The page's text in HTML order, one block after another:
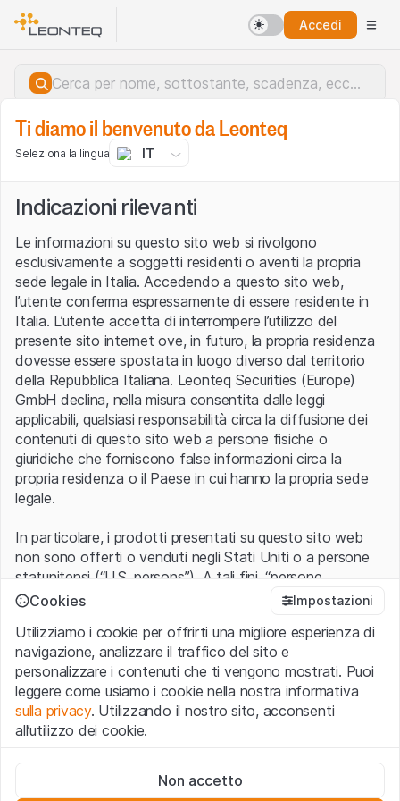
Accedi
Errore del server.
Ti diamo il benvenuto da Leonteq
Seleziona la lingua IT
Indicazioni rilevanti
Le informazioni su questo sito web si rivolgono
esclusivamente a soggetti residenti o aventi la propria
sede legale in Italia. Accedendo a questo sito web,
l’utente conferma espressamente di essere residente in
Italia. L’utente accetta di interrompere l’utilizzo del
presente sito internet ove, in futuro, la propria residenza
dovesse essere spostata in luogo diverso dal territorio
della Repubblica Italiana. Leonteq Securities (Europe)
GmbH declina, nella misura consentita dalle leggi
applicabili, qualsiasi responsabilità circa la diffusione dei
contenuti di questo sito web a persone fisiche o
giuridiche che forniscono false informazioni circa la
propria residenza o il Paese in cui hanno la propria sede
legale.
In particolare, i prodotti presentati su questo sito web
non sono offerti o venduti negli Stati Uniti o a persone
statunitensi (“U.S. persons”). A tali fini, “persone
statunitensi” vanno intese nel significato ad esse ascritto
1933 che include le persone residenti negli Stati Uniti
d’America, le società per azioni e le altre forme societarie
americane.
Condizioni di utilizzo e informazioni legali
Con l’accesso al sito web (di seguito, il “Sito”) si dichiara
avvertenze importanti e le condizioni di utilizzo ivi rese
Cookies Impostazioni
Utilizziamo i cookie per offrirti una migliore esperienza di
navigazione, analizzare il traffico del sito e
personalizzare i contenuti che ti vengono mostrati. Puoi
leggere come usiamo i cookie nella nostra informativa
sulla privacy. Utilizzando il nostro sito, acconsenti
all’utilizzo dei cookie.
Questi cookie sono necessari per il funzionamento del sito
Non accetto